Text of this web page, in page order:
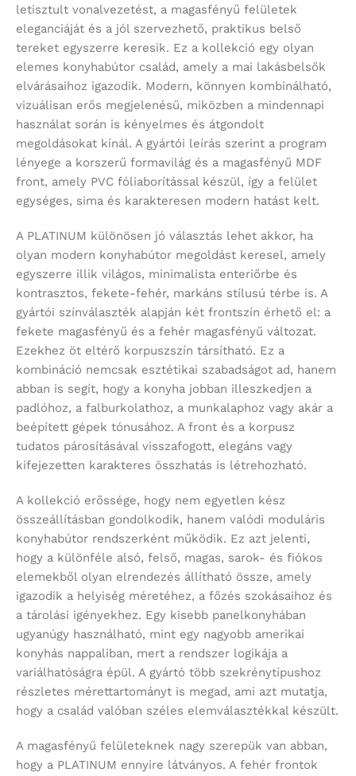
letisztult vonalvezetést, a magasfényű felületek
eleganciáját és a jól szervezhető, praktikus belső
tereket egyszerre keresik. Ez a kollekció egy olyan
elemes konyhabútor család, amely a mai lakásbelsők
elvárásaihoz igazodik. Modern, könnyen kombinálható,
vizuálisan erős megjelenésű, miközben a mindennapi
használat során is kényelmes és átgondolt
megoldásokat kínál. A gyártói leírás szerint a program
lényege a korszerű formavilág és a magasfényű MDF
front, amely PVC fóliaborítással készül, így a felület
egységes, sima és karakteresen modern hatást kelt.
A PLATINUM különösen jó választás lehet akkor, ha
olyan modern konyhabútor megoldást keresel, amely
egyszerre illik világos, minimalista enteriőrbe és
kontrasztos, fekete-fehér, markáns stílusú térbe is. A
gyártói színválaszték alapján két frontszín érhető el: a
fekete magasfényű és a fehér magasfényű változat.
Ezekhez öt eltérő korpuszszín társítható. Ez a
kombináció nemcsak esztétikai szabadságot ad, hanem
abban is segít, hogy a konyha jobban illeszkedjen a
padlóhoz, a falburkolathoz, a munkalaphoz vagy akár a
beépített gépek tónusához. A front és a korpusz
tudatos párosításával visszafogott, elegáns vagy
kifejezetten karakteres összhatás is létrehozható.
A kollekció erőssége, hogy nem egyetlen kész
összeállításban gondolkodik, hanem valódi moduláris
konyhabútor rendszerként működik. Ez azt jelenti,
hogy a különféle alsó, felső, magas, sarok- és fiókos
elemekből olyan elrendezés állítható össze, amely
igazodik a helyiség méretéhez, a főzés szokásaihoz és
a tárolási igényekhez. Egy kisebb panelkonyhában
ugyanúgy használható, mint egy nagyobb amerikai
konyhás nappaliban, mert a rendszer logikája a
variálhatóságra épül. A gyártó több szekrénytípushoz
részletes mérettartományt is megad, ami azt mutatja,
hogy a család valóban széles elemválasztékkal készült.
A magasfényű felületeknek nagy szerepük van abban,
hogy a PLATINUM ennyire látványos. A fehér frontok